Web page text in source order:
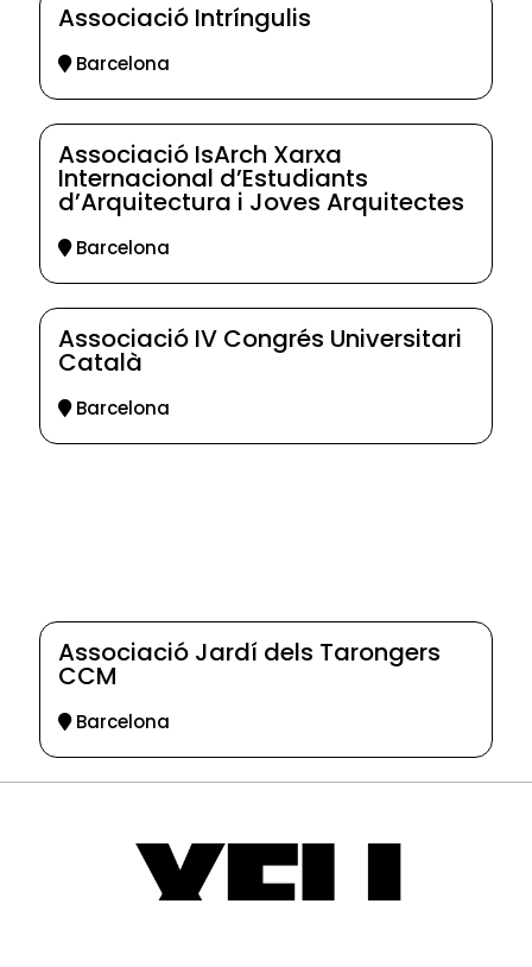
Associació Intríngulis
Barcelona
Associació IsArch Xarxa
Internacional d’Estudiants
d’Arquitectura i Joves Arquitectes
Barcelona
Associació IV Congrés Universitari
Català
Barcelona
Associació Jardí dels Tarongers
CCM
Barcelona